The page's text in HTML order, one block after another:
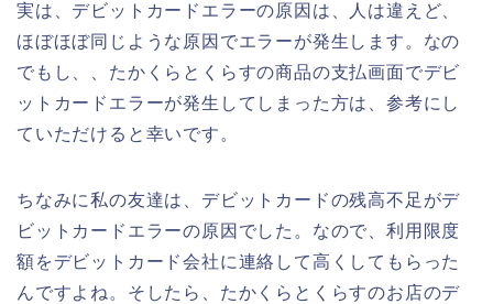
実は、デビットカードエラーの原因は、人は違えど、
ほぼほぼ同じような原因でエラーが発生します。なの
でもし、、たかくらとくらすの商品の支払画面でデビ
ットカードエラーが発生してしまった方は、参考にし
ていただけると幸いです。
ちなみに私の友達は、デビットカードの残高不足がデ
ビットカードエラーの原因でした。なので、利用限度
額をデビットカード会社に連絡して高くしてもらった
んですよね。そしたら、たかくらとくらすのお店のデ